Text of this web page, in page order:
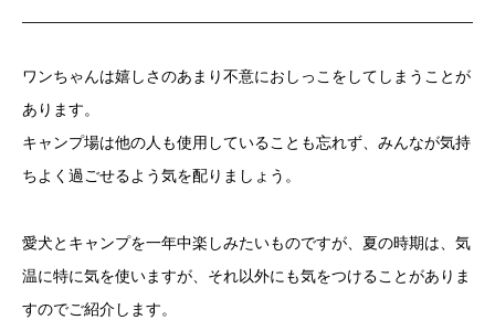
ワンちゃんは嬉しさのあまり不意におしっこをしてしまうことが
あります。
キャンプ場は他の人も使用していることも忘れず、みんなが気持
ちよく過ごせるよう気を配りましょう。
愛犬とキャンプを一年中楽しみたいものですが、夏の時期は、気
温に特に気を使いますが、それ以外にも気をつけることがありま
すのでご紹介します。